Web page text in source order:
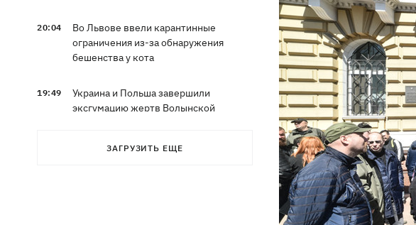
20:04
Во Львове ввели карантинные
ограничения из-за обнаружения
бешенства у кота
19:49
Украина и Польша завершили
эксгумацию жертв Волынской
ЗАГРУЗИТЬ ЕЩЕ